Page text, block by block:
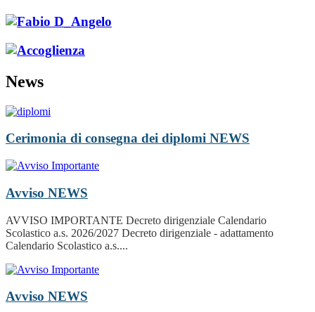
News
Cerimonia di consegna dei diplomi NEWS
Avviso NEWS
AVVISO IMPORTANTE Decreto dirigenziale Calendario
Scolastico a.s. 2026/2027 Decreto dirigenziale - adattamento
Calendario Scolastico a.s....
Avviso NEWS